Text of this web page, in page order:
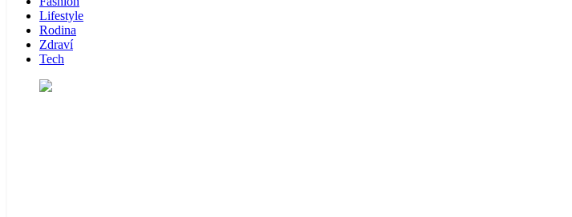
Lifestyle
Rodina
Zdraví
Tech